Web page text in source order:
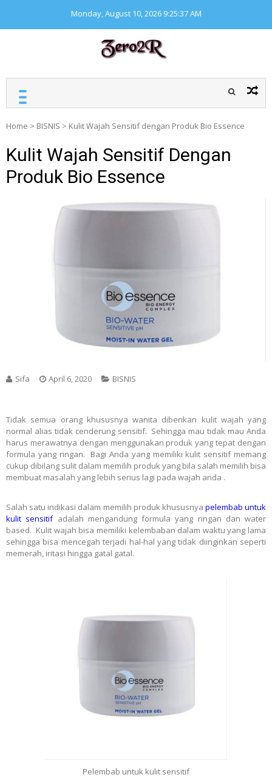
content
Monday, August 10, 2026 9:25:37 AM
Home > BISNIS > Kulit Wajah Sensitif dengan Produk Bio Essence
Kulit Wajah Sensitif Dengan
Produk Bio Essence
Sifa April 6, 2020 BISNIS
Tidak semua orang khususnya wanita diberikan kulit wajah yang
normal alias tidak cenderung sensitif. Sehingga mau tidak mau Anda
harus merawatnya dengan menggunakan produk yang tepat dengan
formula yang ringan. Bagi Anda yang memiliki kulit sensitif memang
cukup dibilang sulit dalam memilih produk yang bila salah memilih bisa
membuat masalah yang lebih serius lagi pada wajah anda .
Salah satu indikasi dalam memilih produk khususnya pelembab untuk
kulit sensitifadalah mengandung formula yang ringan dan water
based. Kulit wajah bisa memiliki kelembaban dalam waktu yang lama
sehingga bisa mencegah terjadi hal-hal yang tidak diinginkan seperti
memerah, iritasi hingga gatal gatal.
Pelembab untuk kulit sensitif